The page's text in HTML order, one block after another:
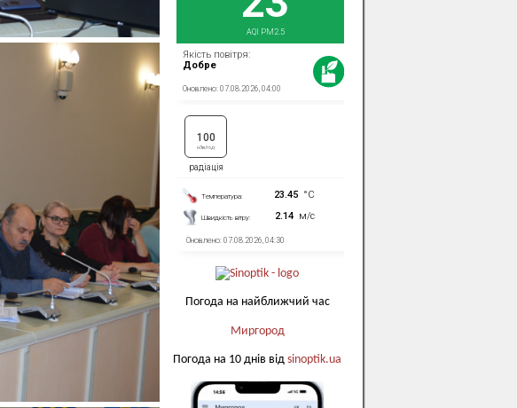
Погода на найближчий час
Миргород
Погода на 10 днів від sinoptik.ua